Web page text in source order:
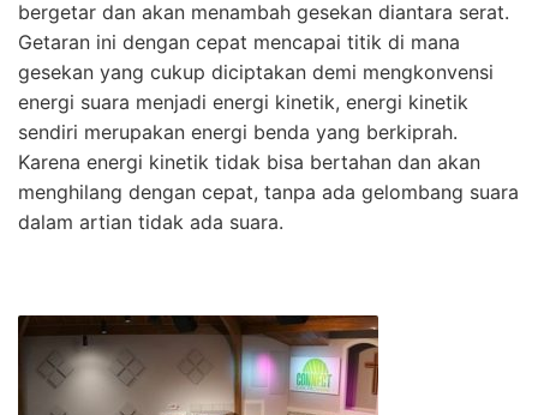
bergetar dan akan menambah gesekan diantara serat.
Getaran ini dengan cepat mencapai titik di mana
gesekan yang cukup diciptakan demi mengkonvensi
energi suara menjadi energi kinetik, energi kinetik
sendiri merupakan energi benda yang berkiprah.
Karena energi kinetik tidak bisa bertahan dan akan
menghilang dengan cepat, tanpa ada gelombang suara
dalam artian tidak ada suara.